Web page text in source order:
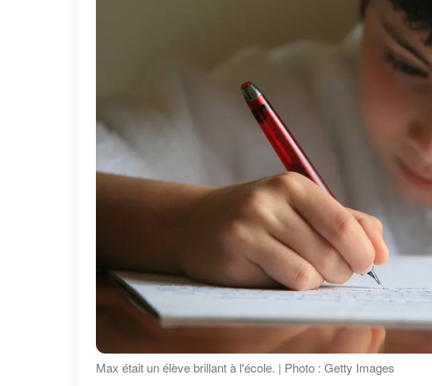
Max était un élève brillant à l'école. | Photo : Getty Images